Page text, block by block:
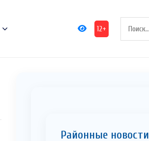
12+
Районные новости